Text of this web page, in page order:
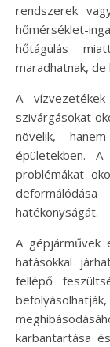
rendszerek
hőmérséklet-
hőtágulás
maradhatnak,
A
szivárgásokat
növelik,
épületekben.
problémákat
hatékonyságát.
A gépjárművek
hatásokkal
fellépő
karbantartása